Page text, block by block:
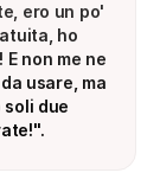
ero un po'
ho
non me ne
usare, ma
due